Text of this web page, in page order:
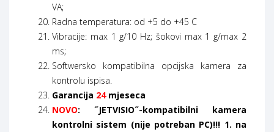
VA;
Radna temperatura: od +5 do +45 C
Vibracije: max 1 g/10 Hz; šokovi max 1 g/max 2
ms;
Softwersko kompatibilna opcijska kamera za
kontrolu ispisa.
Garancija 24mjeseca
NOVO: ˝JETVISIO˝-kompatibilni kamera
kontrolni sistem (nije potreban PC)!!! 1. na